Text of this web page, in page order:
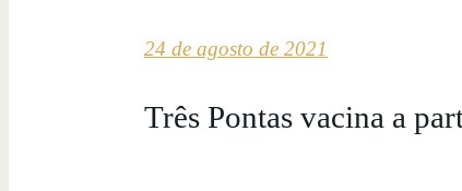
24 de agosto de 2021
Três Pontas vacina a